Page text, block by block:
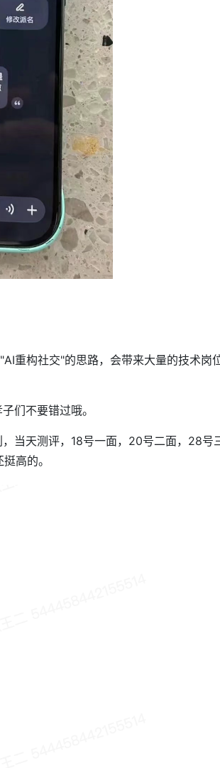
重构社交"的思路，会带来大量的技术岗
们不要错过哦。
当天测评，18号一面，20号二面，28号
高的。